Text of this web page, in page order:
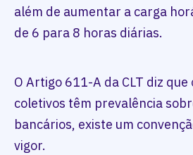
além de aumentar a carga
de 6 para 8 horas diárias.
O Artigo 611-A da CLT diz que
coletivos têm prevalência
bancários, existe um
vigor.